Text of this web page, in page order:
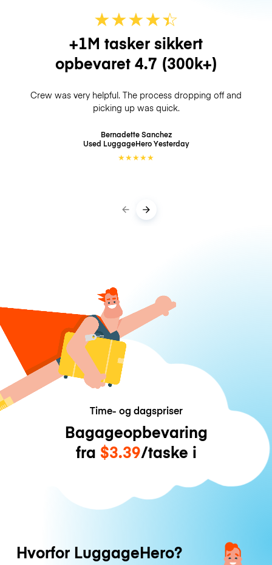
★★★★☆
★
+1M tasker sikkert
opbevaret 4.7 (300k+)
Crew was very helpful. The process dropping off and
picking up was quick.
Bernadette Sanchez
Used LuggageHeroYesterday
★★★★★
Time- og dagspriser
Bagageopbevaring
fra $3.39/taske i
Hvorfor LuggageHero?